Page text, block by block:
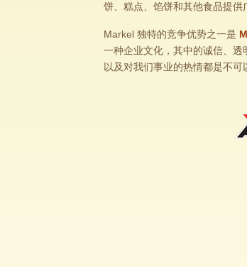
饼、糕点、馅饼和其他食品提供
Markel 独特的竞争优势之一是
一种企业文化，其中的诚信、透
以及对我们事业的热情都是不可